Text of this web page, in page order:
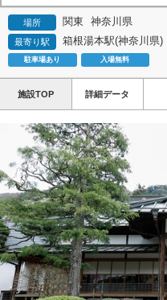
場所 関東 神奈川県
最寄り駅 箱根湯本駅(神奈川県)
駐車場あり 入場無料
施設TOP 詳細データ